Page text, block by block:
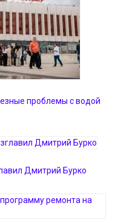
проблемы с водой
Дмитрий Бурко